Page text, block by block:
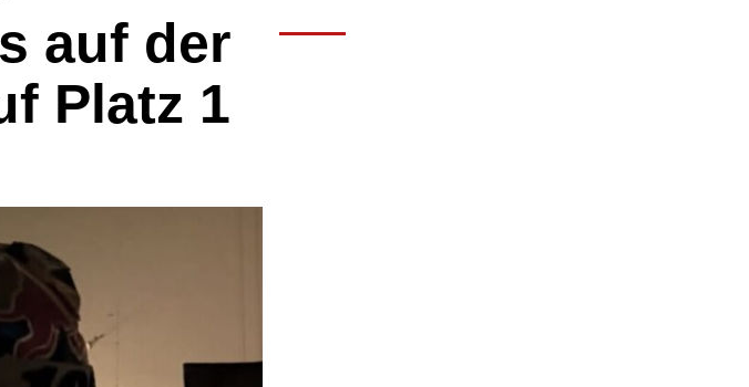
auf der
Platz 1